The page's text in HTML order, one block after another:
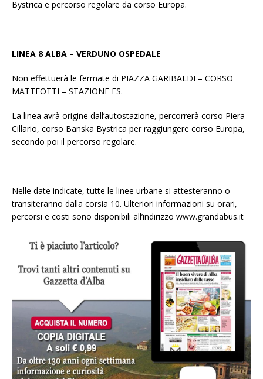
Bystrica e percorso regolare da corso Europa.
LINEA 8 ALBA – VERDUNO OSPEDALE
Non effettuerà le fermate di PIAZZA GARIBALDI – CORSO
MATTEOTTI – STAZIONE FS.
La linea avrà origine dall’autostazione, percorrerà corso Piera
Cillario, corso Banska Bystrica per raggiungere corso Europa,
secondo poi il percorso regolare.
Nelle date indicate, tutte le linee urbane si attesteranno o
transiteranno dalla corsia 10. Ulteriori informazioni su orari,
percorsi e costi sono disponibili all’indirizzo www.grandabus.it